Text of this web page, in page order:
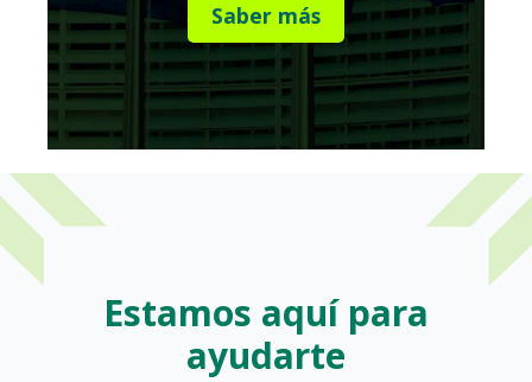
Saber más
Estamos aquí para
ayudarte